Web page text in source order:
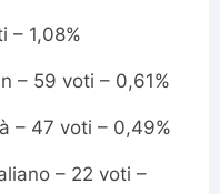
– 1,08%
– 59 voti – 0,61%
– 47 voti – 0,49%
– 22 voti –